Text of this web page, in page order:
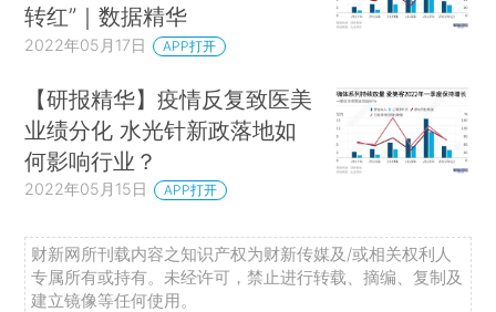
转红”｜数据精华
2022年05月17日 APP打开
【研报精华】疫情反复致医美
业绩分化 水光针新政落地如
何影响行业？
2022年05月15日 APP打开
财新网所刊载内容之知识产权为财新传媒及/或相关权利人
专属所有或持有。未经许可，禁止进行转载、摘编、复制及
建立镜像等任何使用。